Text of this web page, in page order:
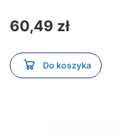
Cena
60,49 zł
Do koszyka